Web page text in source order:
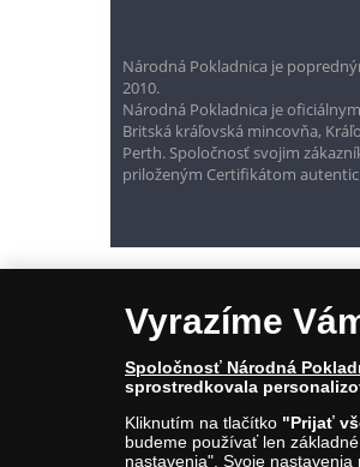
Národná Pokladnica je
2010.
Národná Pokladnica je
Britská kráľovská mincovňa,
Perth. Spoločnosť svojim
priloženým Certifikátom
© Copyright 2026 - Národná
E-mail: info@narodnapokladnica.sk,
Vyrazíme
Spoločnosť Národná
sprostredkovala
Kliknutím na tlačítko "Prijať
budeme používať len
nastavenia". Svoje